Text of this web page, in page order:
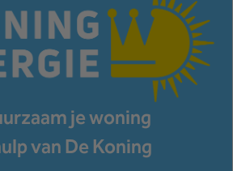
je woning
van De Koning